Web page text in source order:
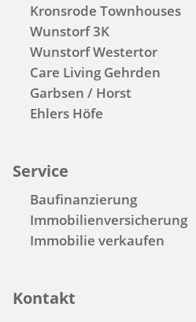
Kronsrode Townhouses
Wunstorf 3K
Wunstorf Westertor
Care Living Gehrden
Garbsen / Horst
Ehlers Höfe
Service
Baufinanzierung
Immobilienversicherung
Immobilie verkaufen
Kontakt